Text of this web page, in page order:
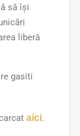
să își
liberă
gasiti
aici.